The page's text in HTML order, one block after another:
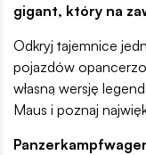
gigant, który na
Odkryj tajemnice
pojazdów
własną wersję
Maus i poznaj